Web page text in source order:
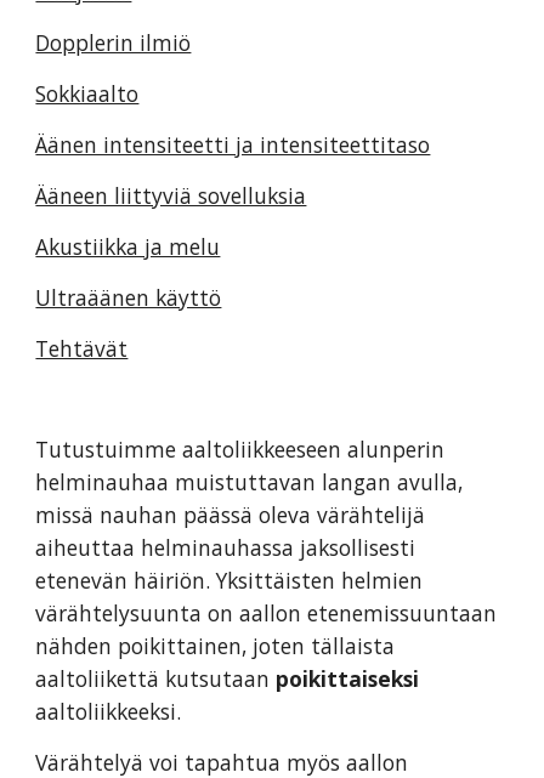
Dopplerin ilmiö
Sokkiaalto
Äänen intensiteetti ja intensiteettitaso
Ääneen liittyviä sovelluksia
Akustiikka ja melu
Ultraäänen käyttö
Tehtävät
Tutustuimme aaltoliikkeeseen alunperin
helminauhaa muistuttavan langan avulla,
missä nauhan päässä oleva värähtelijä
aiheuttaa helminauhassa jaksollisesti
etenevän häiriön. Yksittäisten helmien
värähtelysuunta on aallon etenemissuuntaan
nähden poikittainen, joten tällaista
aaltoliikettä kutsutaan poikittaiseksi
aaltoliikkeeksi.
Värähtelyä voi tapahtua myös aallon